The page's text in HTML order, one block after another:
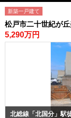
新築一戸建て
松戸市二十世紀が
5,290万円
北総線「北国分」駅